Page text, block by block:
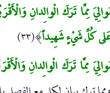
مِمَّا تَرَكَ الْوالِدانِ
كُلِّ شَيْءٍ شَهِيداً)(٣٣)
مِمَّا تَرَكَ الْوالِدانِ